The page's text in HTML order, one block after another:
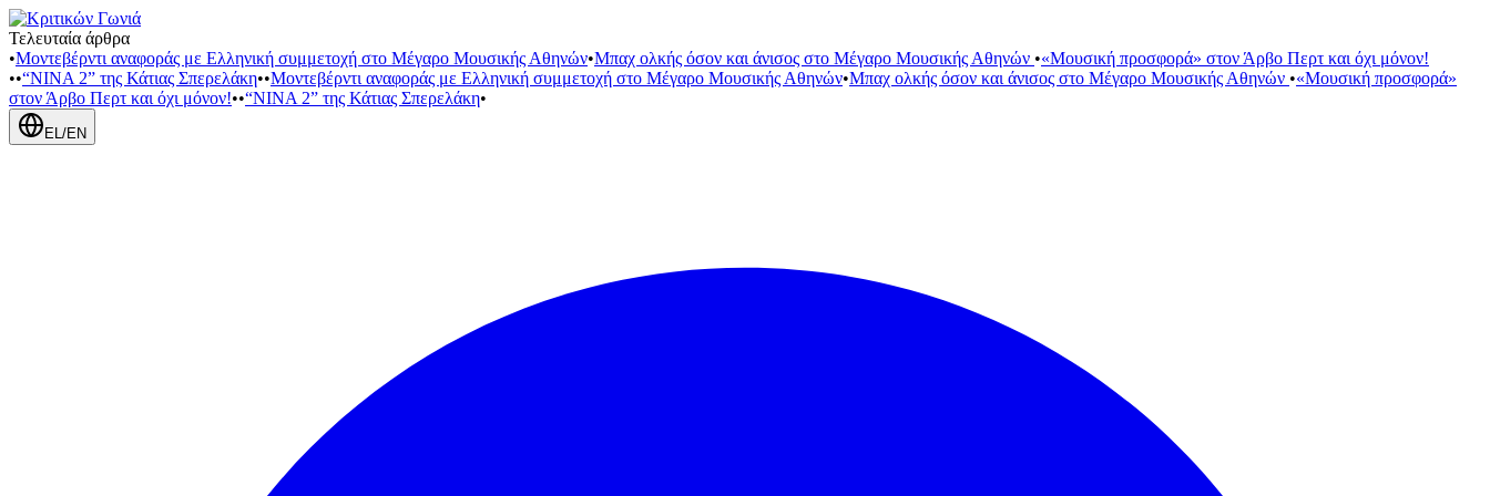
Τελευταία άρθρα
•Μοντεβέρντι αναφοράς με Ελληνική συμμετοχή στο Μέγαρο Μουσικής Αθηνών•Μπαχ ολκής όσον και άνισος στο Μέγαρο Μουσικής Αθηνών •«Μουσική προσφορά» στον Άρβο Περτ και όχι μόνον!
••“NINA 2” της Κάτιας Σπερελάκη••Μοντεβέρντι αναφοράς με Ελληνική συμμετοχή στο Μέγαρο Μουσικής Αθηνών•Μπαχ ολκής όσον και άνισος στο Μέγαρο Μουσικής Αθηνών •«Μουσική προσφορά»
στον Άρβο Περτ και όχι μόνον!••“NINA 2” της Κάτιας Σπερελάκη•
EL/EN